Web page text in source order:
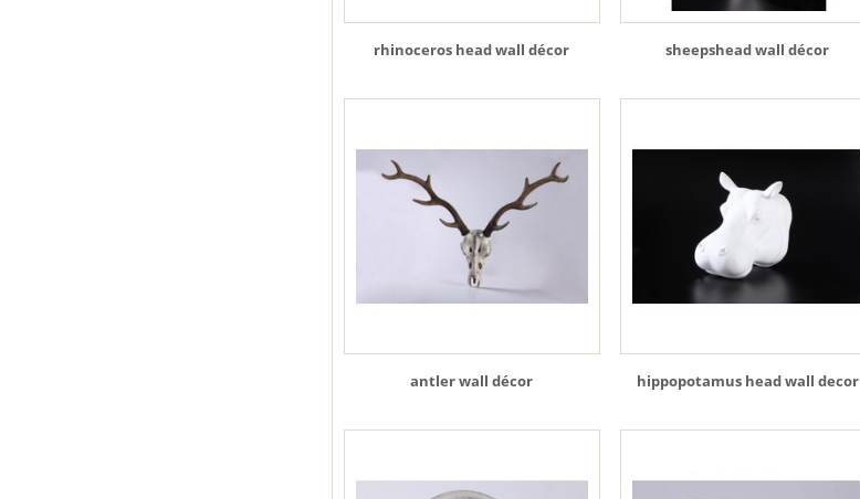
rhinoceros head wall décor sheepshead wall décor
antler wall décor hippopotamus head wall decor